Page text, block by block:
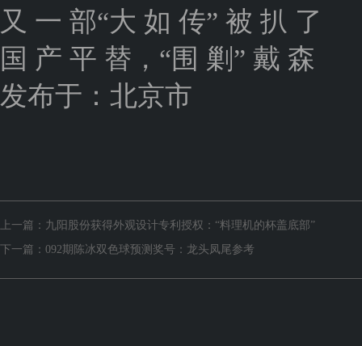
又 一 部“大 如 传” 被 扒 了
国 产 平 替，“围 剿” 戴 森
发布于：北京市
上一篇： 九阳股份获得外观设计专利授权：“料理机的杯盖底部”
下一篇： 092期陈冰双色球预测奖号：龙头凤尾参考